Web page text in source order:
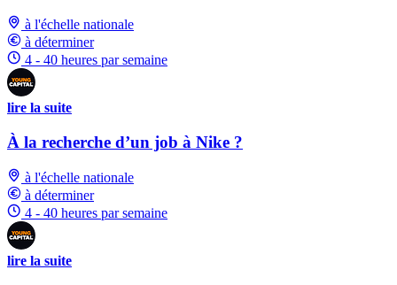
à l'échelle nationale
à déterminer
4 - 40 heures par semaine
lire la suite
À la recherche d’un job à Nike ?
à l'échelle nationale
à déterminer
4 - 40 heures par semaine
lire la suite